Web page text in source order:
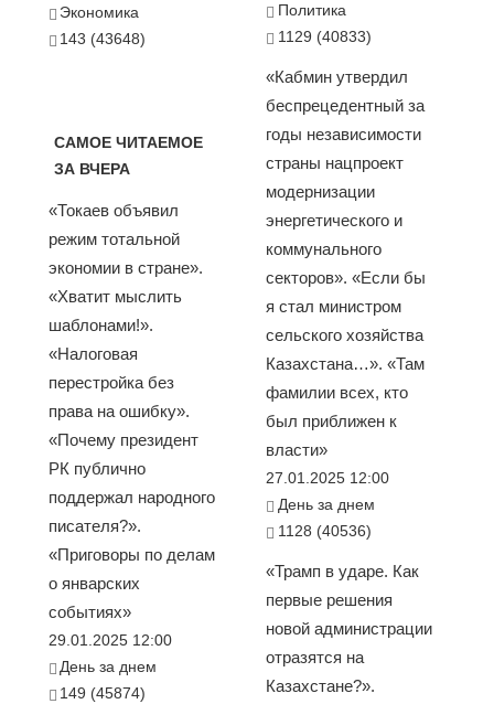
Экономика
143 (43648)
САМОЕ ЧИТАЕМОЕ
ЗА ВЧЕРА
«Токаев объявил
режим тотальной
экономии в стране».
«Хватит мыслить
шаблонами!».
«Налоговая
перестройка без
права на ошибку».
«Почему президент
РК публично
поддержал народного
писателя?».
«Приговоры по делам
о январских
событиях»
29.01.2025 12:00
День за днем
149 (45874)
Политика
1129 (40833)
«Кабмин утвердил
беспрецедентный за
годы независимости
страны нацпроект
модернизации
энергетического и
коммунального
секторов». «Если бы
я стал министром
сельского хозяйства
Казахстана…». «Там
фамилии всех, кто
был приближен к
власти»
27.01.2025 12:00
День за днем
1128 (40536)
«Трамп в ударе. Как
первые решения
новой администрации
отразятся на
Казахстане?».